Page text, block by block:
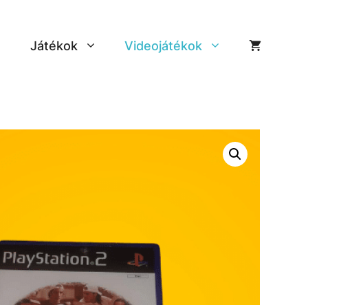
Játékok Videojátékok